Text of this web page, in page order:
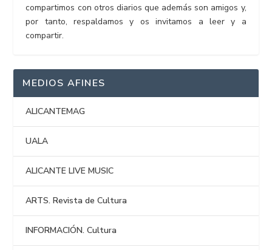
compartimos con otros diarios que además son amigos y,
por tanto, respaldamos y os invitamos a leer y a
compartir.
MEDIOS AFINES
ALICANTEMAG
UALA
ALICANTE LIVE MUSIC
ARTS. Revista de Cultura
INFORMACIÓN. Cultura